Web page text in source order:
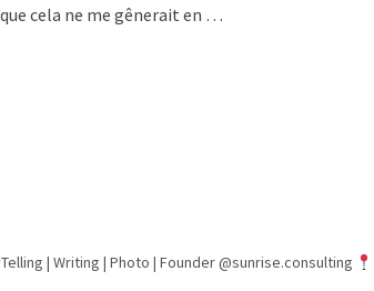
cela ne me gênerait en …
| Writing | Photo | Founder @sunrise.consulting